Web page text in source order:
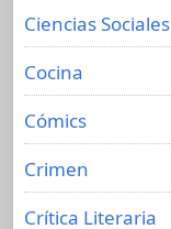
Ciencias Sociales
Cocina
Cómics
Crimen
Crítica Literaria